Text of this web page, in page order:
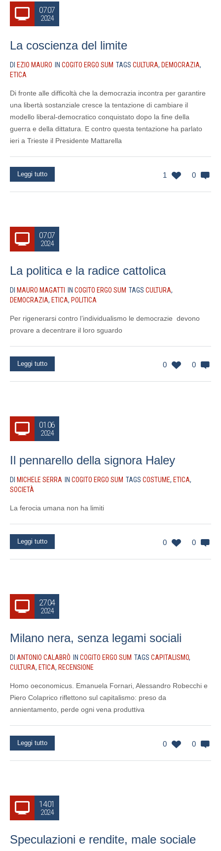
07.07
2024
La coscienza del limite
DI EZIO MAURO IN COGITO ERGO SUM TAGS CULTURA, DEMOCRAZIA,
ETICA
Di fronte alle difficoltà che la democrazia incontra per garantire
una libertà sostanziale cresce la tentazione di cambiare il
modello liberal-democratico conquistato dopo la fine della
guerra e della dittatura. E contro questa tentazione ha parlato
ieri a Trieste il Presidente Mattarella
1 0
Leggi tutto
07.07
2024
La politica e la radice cattolica
DI MAURO MAGATTI IN COGITO ERGO SUM TAGS CULTURA,
DEMOCRAZIA, ETICA, POLITICA
Per rigenerarsi contro l’individualismo le democrazie devono
provare a decentrare il loro sguardo
0 0
Leggi tutto
01.06
2024
Il pennarello della signora Haley
DI MICHELE SERRA IN COGITO ERGO SUM TAGS COSTUME, ETICA,
SOCIETÀ
La ferocia umana non ha limiti
0 0
Leggi tutto
27.04
2024
Milano nera, senza legami sociali
DI ANTONIO CALABRÒ IN COGITO ERGO SUM TAGS CAPITALISMO,
CULTURA, ETICA, RECENSIONE
Homo oeconomicus. Emanuela Fornari, Alessandro Robecchi e
Piero Colaprico riflettono sul capitalismo: preso da
annientamento, perde ogni vena produttiva
0 0
Leggi tutto
14.01
2024
Speculazioni e rendite, male sociale